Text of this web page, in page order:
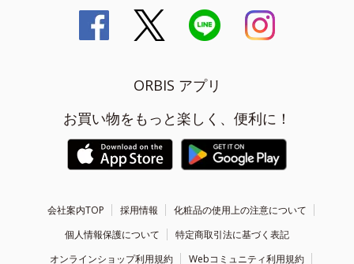
ORBIS アプリ
お買い物をもっと楽しく、便利に！
会社案内TOP 採用情報
化粧品の使用上の注意について
個人情報保護について
特定商取引法に基づく表記
オンラインショップ利用規約
Webコミュニティ利用規約